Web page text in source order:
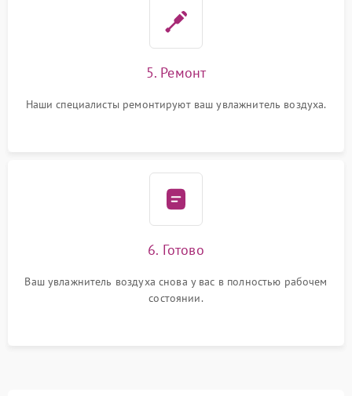
5. Ремонт
Наши специалисты ремонтируют ваш увлажнитель воздуха.
6. Готово
Ваш увлажнитель воздуха снова у вас в полностью рабочем
состоянии.